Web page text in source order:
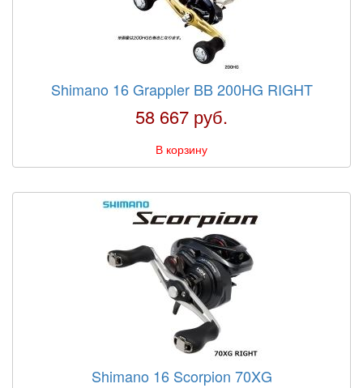
Shimano 16 Grappler BB 200HG RIGHT
58 667 руб.
В корзину
Shimano 16 Scorpion 70XG